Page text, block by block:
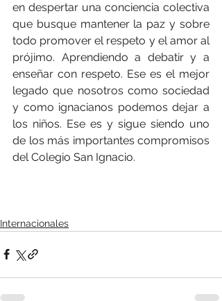
en despertar una conciencia colectiva
que busque mantener la paz y sobre
todo promover el respeto y el amor al
prójimo. Aprendiendo a debatir y a
enseñar con respeto. Ese es el mejor
legado que nosotros como sociedad
y como ignacianos podemos dejar a
los niños. Ese es y sigue siendo uno
de los más importantes compromisos
del Colegio San Ignacio.
Internacionales